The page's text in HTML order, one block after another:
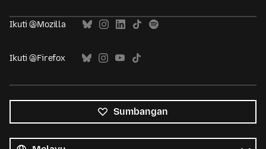
Ikuti @Mozilla
Ikuti @Firefox
Sumbangan
bahasa
Bahasa